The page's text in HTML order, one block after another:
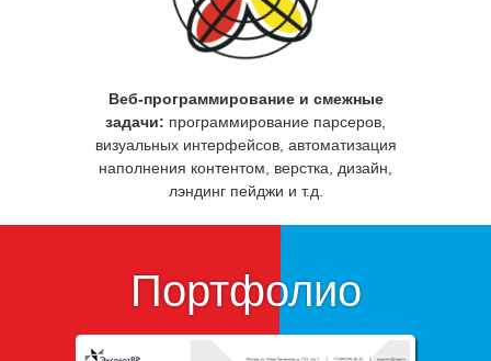
Веб-программирование и смежные
задачи: программирование парсеров,
визуальных интерфейсов, автоматизация
наполнения контентом, верстка, дизайн,
лэндинг пейджи и т.д.
Портфолио